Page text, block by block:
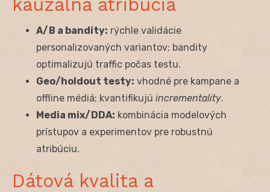
kauzálna atribúcia
A/B a bandity: rýchle validácie
personalizovaných variantov; bandity
optimalizujú traffic počas testu.
Geo/holdout testy: vhodné pre kampane a
offline médiá; kvantifikujú incrementality.
Media mix/DDA: kombinácia modelových
prístupov a experimentov pre robustnú
atribúciu.
Dátová kvalita a